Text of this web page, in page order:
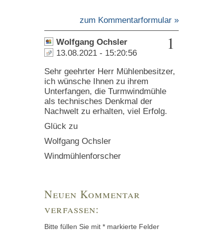
zum Kommentarformular »
1
Wolfgang Ochsler
13.08.2021 - 15:20:56
Sehr geehrter Herr Mühlenbesitzer,
ich wünsche Ihnen zu ihrem
Unterfangen, die Turmwindmühle
als technisches Denkmal der
Nachwelt zu erhalten, viel Erfolg.
Glück zu
Wolfgang Ochsler
Windmühlenforscher
Neuen Kommentar
verfassen:
Bitte füllen Sie mit * markierte Felder